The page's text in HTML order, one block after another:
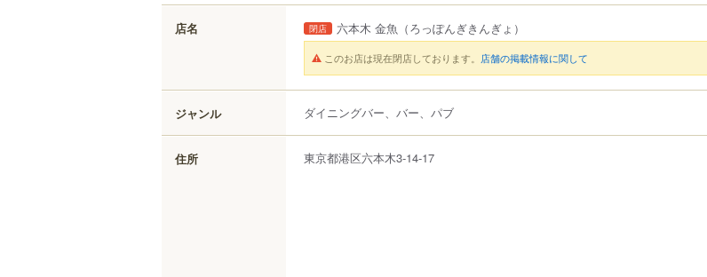
店名 閉店 六本木 金魚 （ろっぽんぎきんぎょ）
このお店は現在閉店しております。 店舗の掲載情報に関して
ジャンル ダイニングバー、バー、パブ
住所 東京都港区六本木3-14-17